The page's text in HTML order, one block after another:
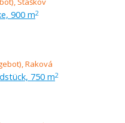
900 m2
750 m2